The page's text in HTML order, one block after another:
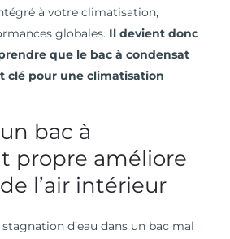
à votre climatisation,
globales. Il devient donc
que le bac à condensat
clé pour une climatisation
bac à
propre améliore
l’air intérieur
d’eau dans un bac mal